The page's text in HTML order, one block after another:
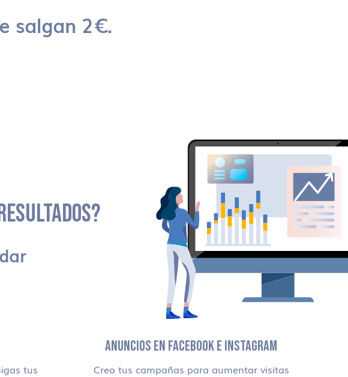
salgan 2€.
tus
ANUNCIOS EN FACEBOOK E INSTAGRAM
Creo tus campañas para aumentar visitas